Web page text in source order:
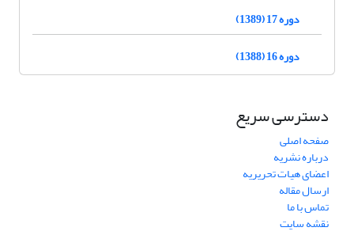
دوره 17 (1389)
دوره 16 (1388)
دسترسی سریع
صفحه اصلی
درباره نشریه
اعضای هیات تحریریه
ارسال مقاله
تماس با ما
نقشه سایت